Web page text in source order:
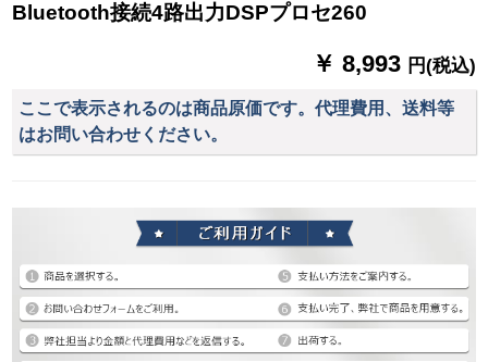
Bluetooth接続4路出力DSPプロセ260
￥ 8,993 円(税込)
ここで表示されるのは商品原価です。代理費用、送料等
はお問い合わせください。